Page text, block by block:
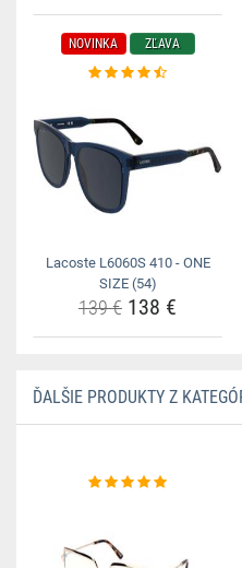
NOVINKA ZĽAVA
Lacoste L6060S 410 - ONE
SIZE (54)
139 € 138 €
ĎALŠIE PRODUKTY Z